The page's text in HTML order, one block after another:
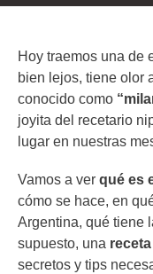
Hoy traemos una de
bien lejos, tiene olor
conocido como
joyita del recetario
lugar en nuestras
Vamos a ver qué es
cómo se hace, en
Argentina, qué tiene
supuesto, una
secretos y tips